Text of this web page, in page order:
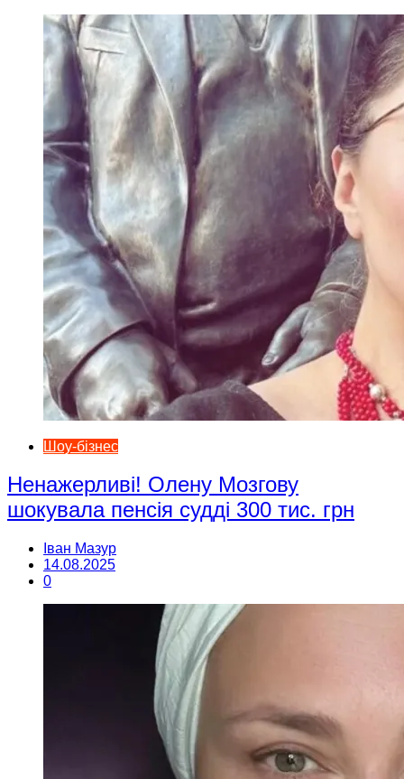
Шоу-бізнес
Ненажерливі! Олену Мозгову
шокувала пенсія судді 300 тис. грн
Іван Мазур
14.08.2025
0